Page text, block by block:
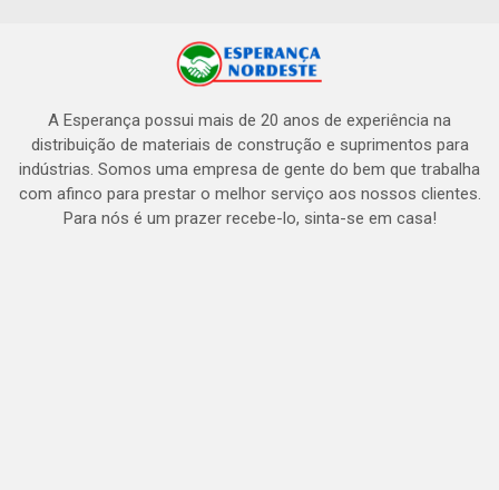
A Esperança possui mais de 20 anos de experiência na
distribuição de materiais de construção e suprimentos para
indústrias. Somos uma empresa de gente do bem que trabalha
com afinco para prestar o melhor serviço aos nossos clientes.
Para nós é um prazer recebe-lo, sinta-se em casa!